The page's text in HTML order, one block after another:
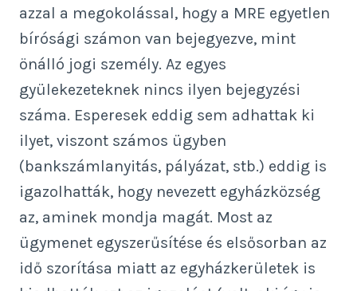
azzal a megokolással, hogy a MRE egyetlen
bírósági számon van bejegyezve, mint
önálló jogi személy. Az egyes
gyülekezeteknek nincs ilyen bejegyzési
száma. Esperesek eddig sem adhattak ki
ilyet, viszont számos ügyben
(bankszámlanyitás, pályázat, stb.) eddig is
igazolhatták, hogy nevezett egyházközség
az, aminek mondja magát. Most az
ügymenet egyszerűsítése és elsősorban az
idő szorítása miatt az egyházkerületek is